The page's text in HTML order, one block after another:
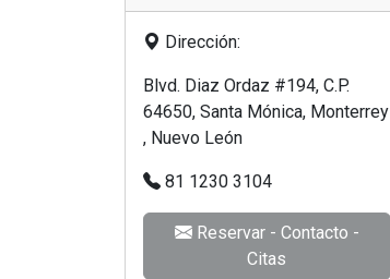
Dirección:
Blvd. Diaz Ordaz #194, C.P.
64650, Santa Mónica, Monterrey
, Nuevo León
81 1230 3104
Reservar - Contacto -
Citas